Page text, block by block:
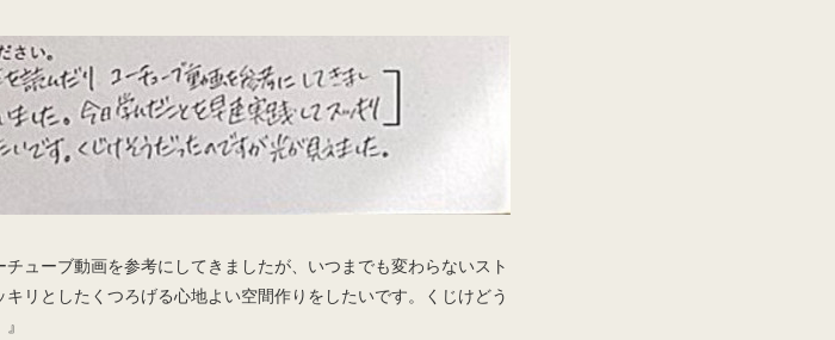
ューブ動画を参考にしてきましたが、いつまでも変わらないスト
リとしたくつろげる心地よい空間作りをしたいです。くじけどう